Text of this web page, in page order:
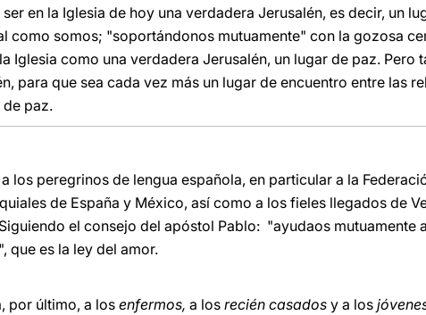
en la Iglesia de hoy una verdadera Jerusalén, es decir, un
como somos; "soportándonos mutuamente" con la gozosa
Iglesia como una verdadera Jerusalén, un lugar de paz. Pero
para que sea cada vez más un lugar de encuentro entre las
de paz.
los peregrinos de lengua española, en particular a la
de España y México, así como a los fieles llegados de
el consejo del apóstol Pablo: "ayudaos mutuamente
que es la ley del amor.
por último, a los enfermos, a los recién casados y a los